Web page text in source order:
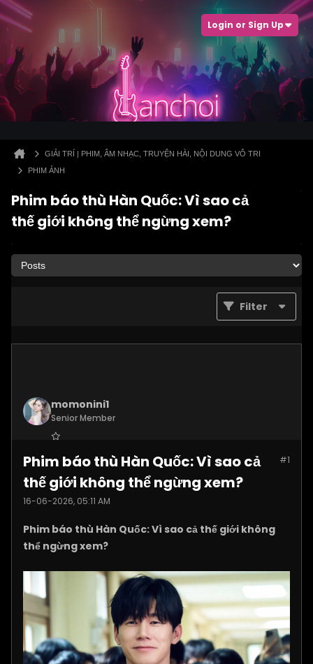
Login or Sign Up
GIẢI TRÍ | PHIM, ÂM NHẠC, TRUYỆN HÀI, NỘI DUNG VÔ TRI
PHIM ẢNH
Phim báo thù Hàn Quốc: Vì sao cả
thế giới không thể ngừng xem?
Filter
momonini1
Senior Member
Posts:5399 #1
Phim báo thù Hàn Quốc: Vì sao cả
thế giới không thể ngừng xem?
16-06-2026, 05:11 AM
Phim báo thù Hàn Quốc: Vì sao cả thế giới không
thể ngừng xem?